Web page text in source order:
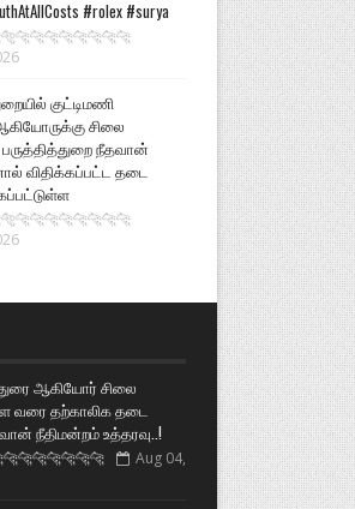
#rolex #surya
குட்டிமணி
சிலை
நீதவான்
விதிக்கப்பட்ட தடை
ஆகியோர் சிலை
வரை தற்காலிக தடை
நீதிமன்றம் உத்தரவு..!
Aug 04,